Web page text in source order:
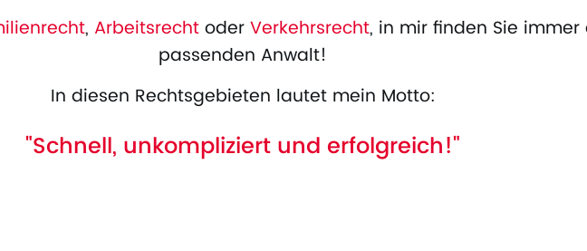
, ArbeitsrechtoderVerkehrsrecht, in mir finden Sie immer
passenden Anwalt!
In diesen Rechtsgebieten lautet mein Motto:
"Schnell, unkompliziert und erfolgreich!"